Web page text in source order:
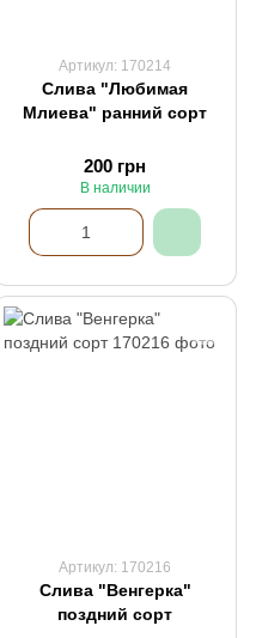
Артикул: 170214
Слива "Любимая
Млиева" ранний сорт
200 грн
В наличии
Артикул: 170216
Слива "Венгерка"
поздний сорт